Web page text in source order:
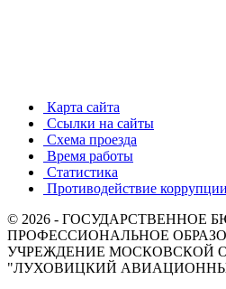
Карта сайта
Ссылки на сайты
Схема проезда
Время работы
Статистика
Противодействие коррупции
© 2026 - ГОСУДАРСТВЕННОЕ
ПРОФЕССИОНАЛЬНОЕ
УЧРЕЖДЕНИЕ МОСКОВСКОЙ
"ЛУХОВИЦКИЙ